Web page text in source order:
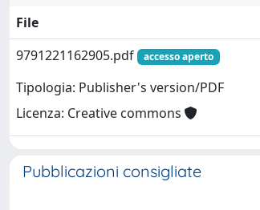
File
9791221162905.pdf
accesso aperto
Tipologia: Publisher's version/PDF
Licenza: Creative commons
Pubblicazioni consigliate